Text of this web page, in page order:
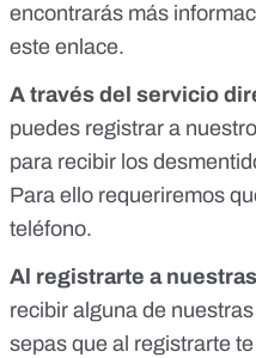
encontrarás más
este enlace.
A través del servicio
puedes registrar a
para recibir los
Para ello requeriremos
teléfono.
Al registrarte a
recibir alguna de
sepas que al registrarte